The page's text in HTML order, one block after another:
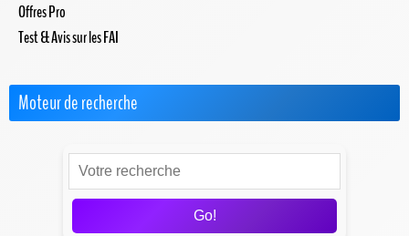
Offres Pro
Test & Avis sur les FAI
Moteur de recherche
Go!